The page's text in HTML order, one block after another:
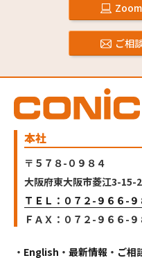
ご相
本社
〒５７８-０９８４
大阪府東大阪市菱江3-15-
ＴＥＬ：０７２-９６６-９
ＦＡＸ：０７２-９６６-９
・ English ・ 最新情報 ・ ご相